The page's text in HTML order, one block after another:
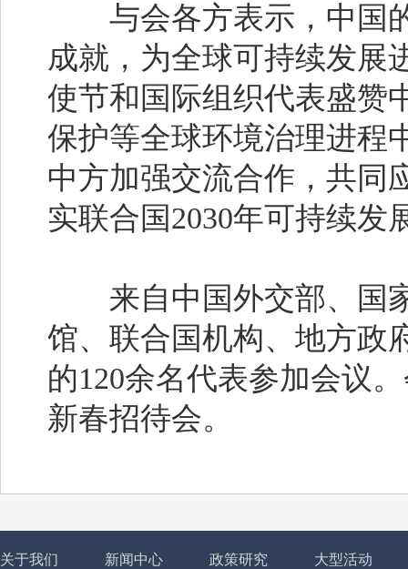
与会各方表示，中国的
成就，为全球可持续发展
使节和国际组织代表盛赞
保护等全球环境治理进程
中方加强交流合作，共同
实联合国2030年可持续发
来自中国外交部、国家
馆、联合国机构、地方政
的120余名代表参加会议
新春招待会。
关于我们 新闻中心 政策研究 大型活动